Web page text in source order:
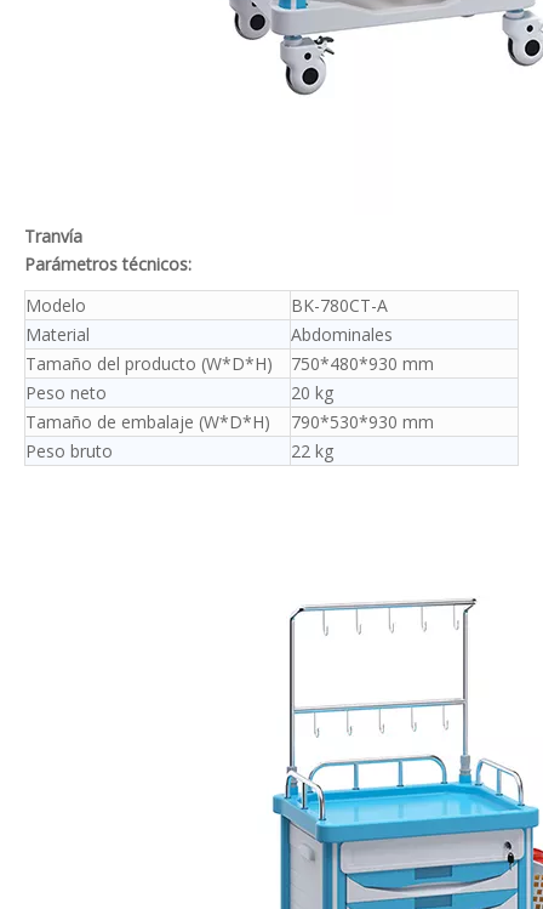
Tranvía
Parámetros técnicos:
Modelo
BK-780CT-A
Material
Abdominales
Tamaño del producto (W*D*H)
750*480*930 mm
Peso neto
20 kg
Tamaño de embalaje (W*D*H)
790*530*930 mm
Peso bruto
22 kg